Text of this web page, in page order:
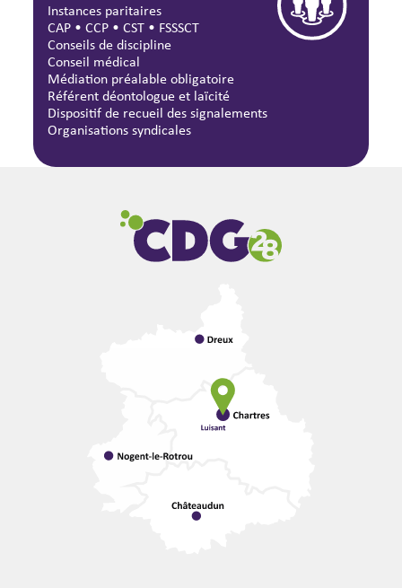
Instances paritaires
CAP •CCP •CST • FSSSCT
Conseils de discipline
Conseil médical
Médiation préalable obligatoire
Référent déontologue et laïcité
Dispositif de recueil des signalements
Organisations syndicales